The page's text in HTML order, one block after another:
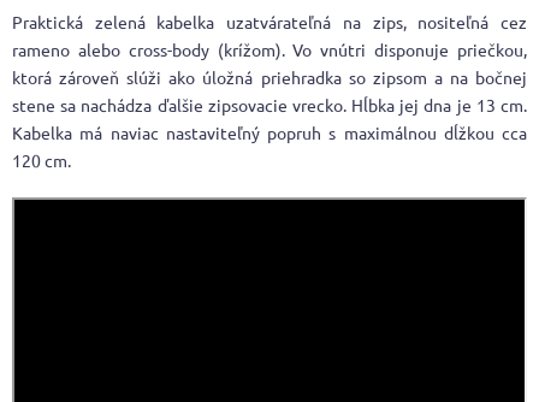
Praktická zelená kabelka uzatvárateľná na zips, nositeľná cez
rameno alebo cross-body (krížom). Vo vnútri disponuje priečkou,
ktorá zároveň slúži ako úložná priehradka so zipsom a na bočnej
stene sa nachádza ďalšie zipsovacie vrecko. Hĺbka jej dna je 13 cm.
Kabelka má naviac nastaviteľný popruh s maximálnou dĺžkou cca
120 cm.